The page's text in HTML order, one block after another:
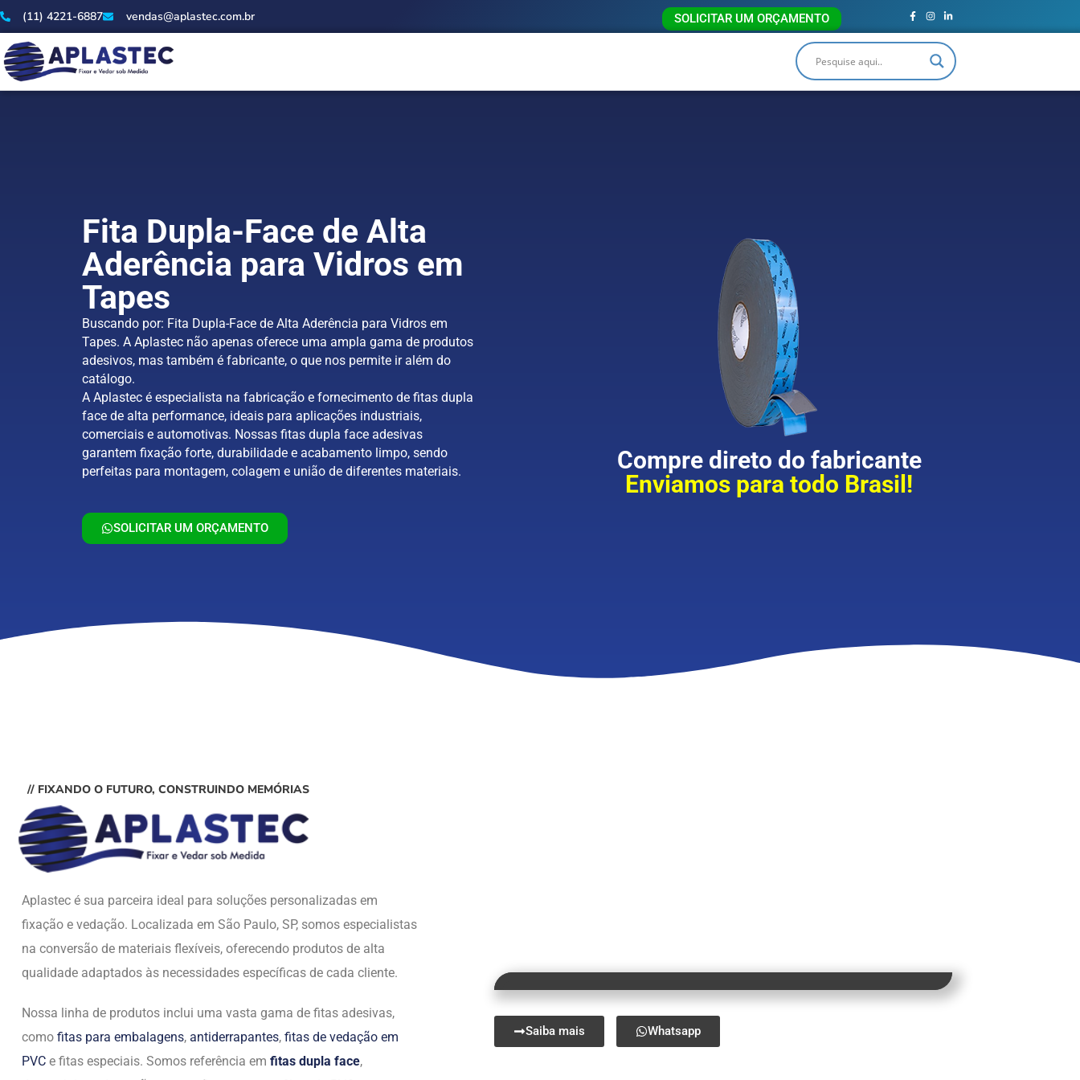
(11) 4221-6887 vendas@aplastec.com.br SOLICITAR UM ORÇAMENTO
Fita Dupla-Face de Alta
Aderência para Vidros em
Tapes
Buscando por: Fita Dupla-Face de Alta Aderência para Vidros em
Tapes. A Aplastec não apenas oferece uma ampla gama de produtos
adesivos, mas também é fabricante, o que nos permite ir além do
catálogo.
A Aplastec é especialista na fabricação e fornecimento de fitas dupla
face de alta performance, ideais para aplicações industriais,
comerciais e automotivas. Nossas fitas dupla face adesivas
garantem fixação forte, durabilidade e acabamento limpo, sendo
perfeitas para montagem, colagem e união de diferentes materiais.
SOLICITAR UM ORÇAMENTO
Compre direto do fabricante
Enviamos para todo Brasil!
// FIXANDO O FUTURO, CONSTRUINDO MEMÓRIAS
Aplastec é sua parceira ideal para soluções personalizadas em
fixação e vedação. Localizada em São Paulo, SP, somos especialistas
na conversão de materiais flexíveis, oferecendo produtos de alta
qualidade adaptados às necessidades específicas de cada cliente.
Nossa linha de produtos inclui uma vasta gama de fitas adesivas,
como fitas para embalagens, antiderrapantes, fitas de vedação em
PVC e fitas especiais. Somos referência em fitas dupla face,
Saiba mais Whatsapp